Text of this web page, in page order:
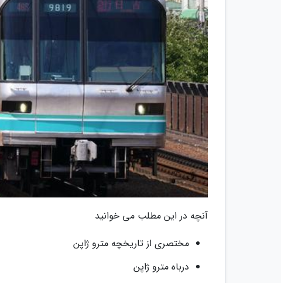
آنچه در این مطلب می خوانید
مختصری از تاریخچه مترو ژاپن
درباه مترو ژاپن